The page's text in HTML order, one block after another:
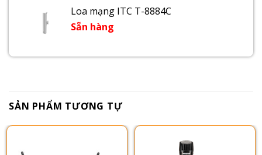
Loa mạng ITC T-8884C
Sẵn hàng
SẢN PHẨM TƯƠNG TỰ